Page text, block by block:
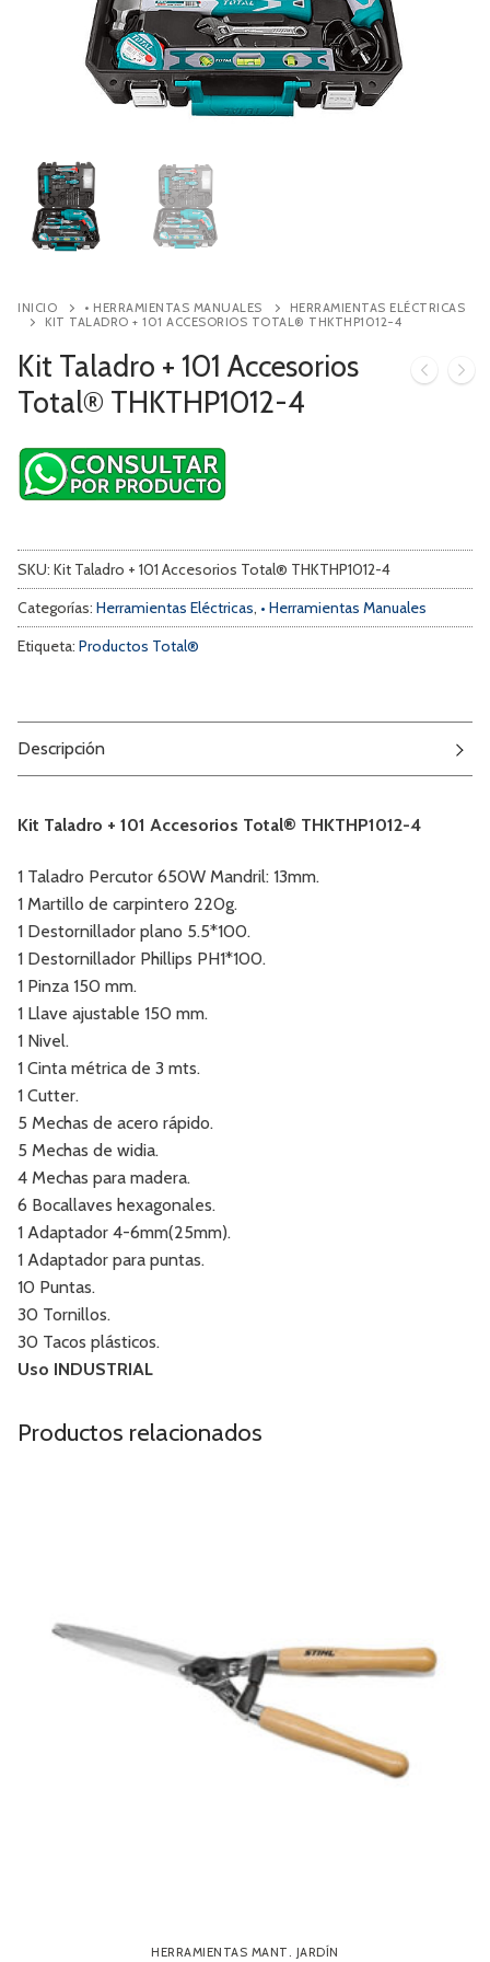
Contacto
INICIO • HERRAMIENTAS MANUALES
HERRAMIENTAS ELÉCTRICAS
KIT TALADRO + 101 ACCESORIOS TOTAL® THKTHP1012-4
Kit Taladro + 101 Accesorios
Total® THKTHP1012-4
SKU: Kit Taladro + 101 Accesorios Total® THKTHP1012-4
Categorías: Herramientas Eléctricas, • Herramientas Manuales
Etiqueta: Productos Total®
Descripción
Kit Taladro + 101 Accesorios Total® THKTHP1012-4
1 Taladro Percutor 650W Mandril: 13mm.
1 Martillo de carpintero 220g.
1 Destornillador plano 5.5*100.
1 Destornillador Phillips PH1*100.
1 Pinza 150 mm.
1 Llave ajustable 150 mm.
1 Nivel.
1 Cinta métrica de 3 mts.
1 Cutter.
5 Mechas de acero rápido.
5 Mechas de widia.
4 Mechas para madera.
6 Bocallaves hexagonales.
1 Adaptador 4-6mm(25mm).
1 Adaptador para puntas.
10 Puntas.
30 Tornillos.
30 Tacos plásticos.
Uso INDUSTRIAL
Productos relacionados
HERRAMIENTAS MANT. JARDÍN